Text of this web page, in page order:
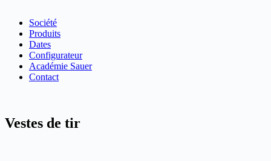
Société
Produits
Dates
Configurateur
Académie Sauer
Contact
Vestes de tir